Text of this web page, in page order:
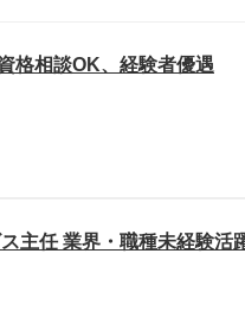
格相談OK、経験者優遇
主任 業界・職種未経験活